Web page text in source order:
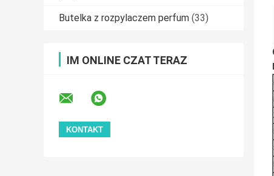
Butelka z rozpylaczem perfum (33)
IM ONLINE CZAT TERAZ